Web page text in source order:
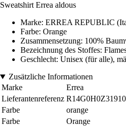
Sweatshirt Errea aldous
Marke: ERREA REPUBLIC
Farbe: Orange
Zusammensetzung: 100%
Bezeichnung des Stoffes:
Geschlecht: Unisex (für alle),
Zusätzliche Informationen
Marke
Errea
Lieferantenreferenz R14G0H0Z31910
Farbe
orange
Farbe
Orange